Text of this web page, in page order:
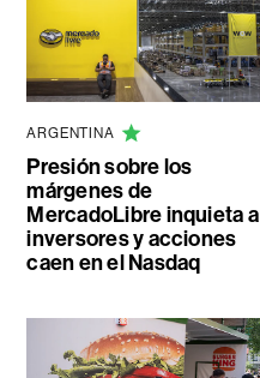
ARGENTINA
Presión sobre los
márgenes de
MercadoLibre inquieta a
inversores y acciones
caen en el Nasdaq